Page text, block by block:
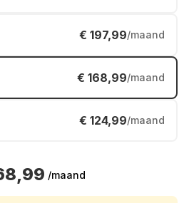
€ 197,99/maand
€ 168,99/maand
€ 124,99/maand
/maand